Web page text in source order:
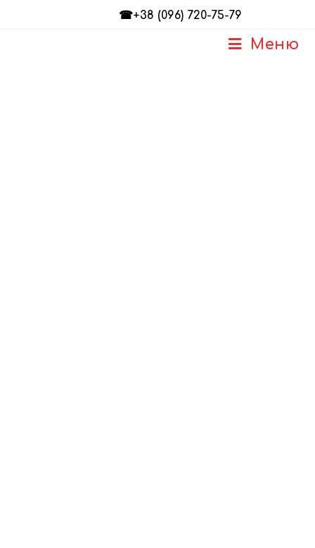
☎+38 (096) 720-75-79
Меню